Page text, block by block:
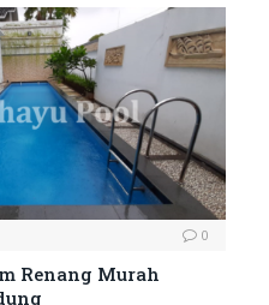
0
Renang Murah